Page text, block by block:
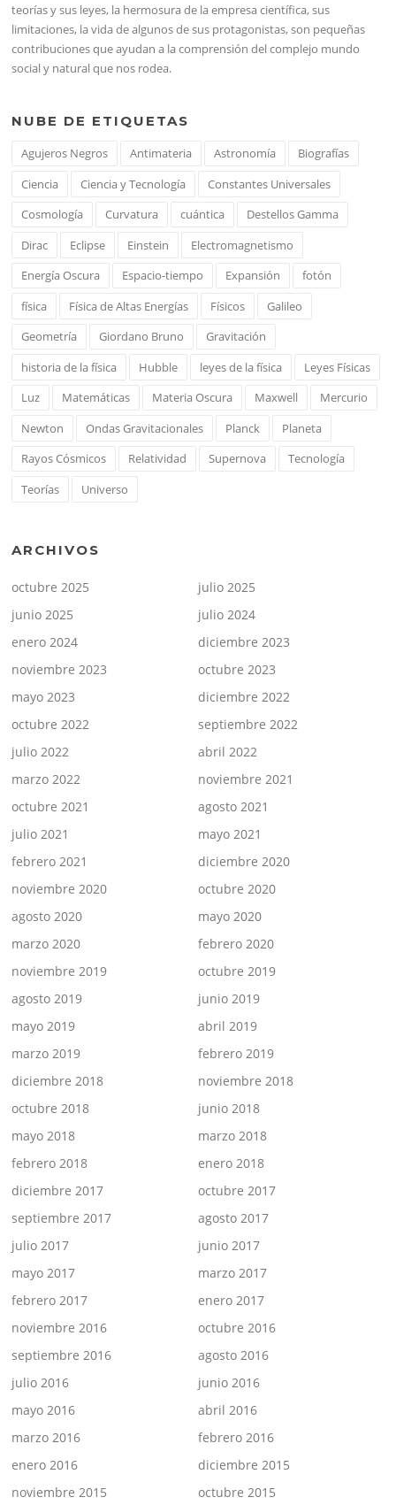
teorías y sus leyes, la hermosura de la empresa científica, sus
limitaciones, la vida de algunos de sus protagonistas, son pequeñas
contribuciones que ayudan a la comprensión del complejo mundo
social y natural que nos rodea.
NUBE DE ETIQUETAS
Agujeros Negros Antimateria Astronomía
Biografías
Ciencia
Ciencia y Tecnología
Constantes Universales
Cosmología
Curvatura cuántica
Destellos Gamma
Dirac
Eclipse Einstein
Electromagnetismo
Energía Oscura
Espacio-tiempo Expansión
fotón
física
Física de Altas Energías Físicos
Galileo
Geometría
Giordano Bruno
Gravitación
historia de la física
Hubble leyes de la física
Leyes Físicas
Luz
Matemáticas Materia Oscura Maxwell
Mercurio
Newton
Ondas Gravitacionales Planck
Planeta
Rayos Cósmicos
Relatividad Supernova
Tecnología
Teorías
Universo
ARCHIVOS
octubre 2025
julio 2025
junio 2025
julio 2024
enero 2024
diciembre 2023
noviembre 2023
octubre 2023
mayo 2023
diciembre 2022
octubre 2022
septiembre 2022
julio 2022
abril 2022
marzo 2022
noviembre 2021
octubre 2021
agosto 2021
julio 2021
mayo 2021
febrero 2021
diciembre 2020
noviembre 2020
octubre 2020
agosto 2020
mayo 2020
marzo 2020
febrero 2020
noviembre 2019
octubre 2019
agosto 2019
junio 2019
mayo 2019
abril 2019
marzo 2019
febrero 2019
diciembre 2018
noviembre 2018
octubre 2018
junio 2018
mayo 2018
marzo 2018
febrero 2018
enero 2018
diciembre 2017
octubre 2017
septiembre 2017
agosto 2017
julio 2017
junio 2017
mayo 2017
marzo 2017
febrero 2017
enero 2017
noviembre 2016
octubre 2016
septiembre 2016
agosto 2016
julio 2016
junio 2016
mayo 2016
abril 2016
marzo 2016
febrero 2016
enero 2016
diciembre 2015
noviembre 2015
octubre 2015